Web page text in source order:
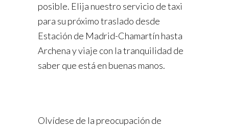
posible. Elija nuestro servicio de taxi
para su próximo traslado desde
Estación de Madrid-Chamartín hasta
Archena y viaje con la tranquilidad de
saber que está en buenas manos.
Olvídese de la preocupación de